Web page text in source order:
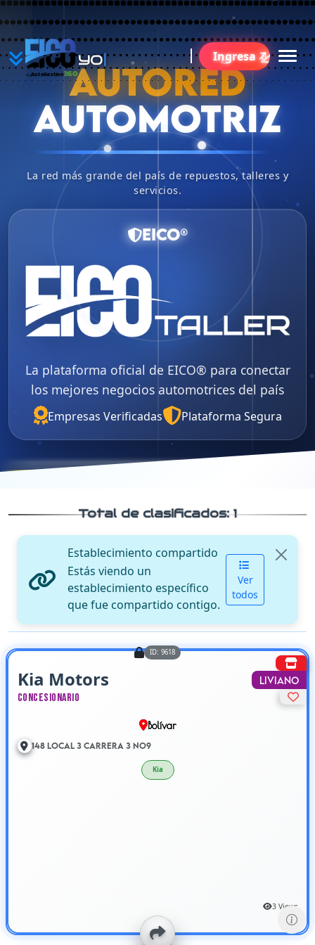
YO
B
AutoGestion 360
Ingresa
AUTORED
AUTOMOTRIZ
La red más grande del país de repuestos, talleres y
servicios.
EICO®
La plataforma oficial de EICO® para conectar
los mejores negocios automotrices del país
Empresas Verificadas Plataforma Segura
Total de clasificados:1
Establecimiento compartido
Estás viendo un
establecimiento específico
que fue compartido contigo.
Ver
todos
ID: 9618
Liviano
Kia Motors
Concesionario
Bolívar
148 Local 3 Carrera 3 No9
Kia
3 Views